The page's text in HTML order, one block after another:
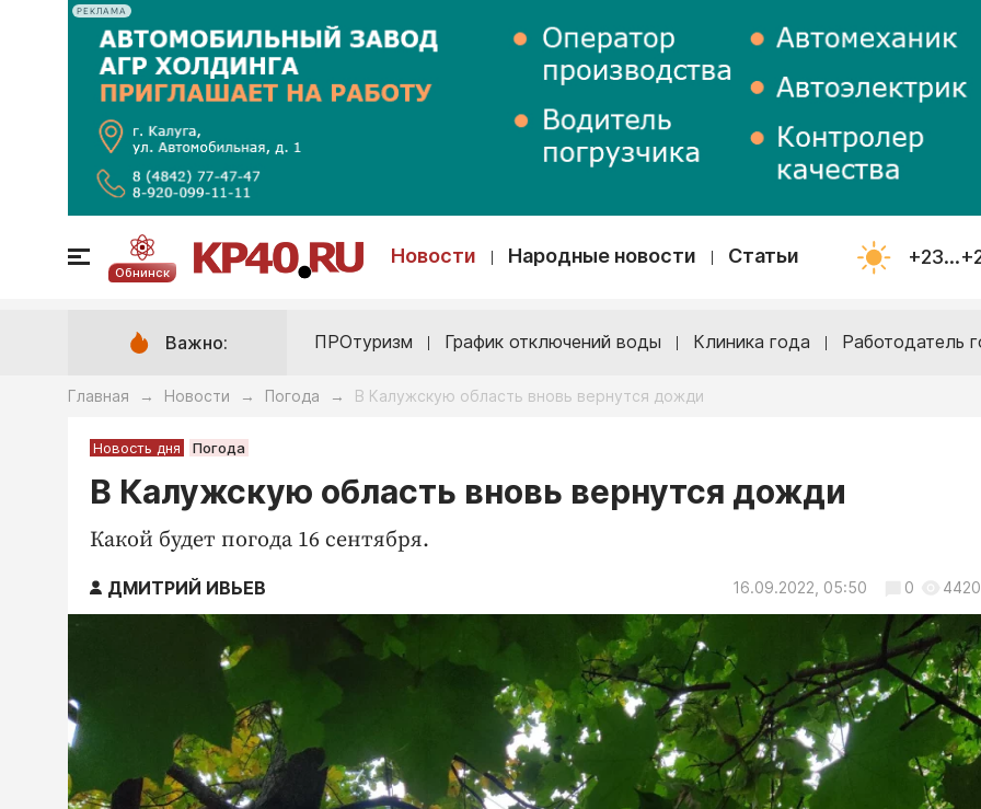
РЕКЛАМА
Обнинск
Новости Народные новости Статьи
Важно: ПРОтуризм График отключений воды Клиника года Работодатель
Главная → Новости → Погода → В Калужскую область вновь вернутся дожди
Новость дня Погода
В Калужскую область вновь вернутся дожди
Какой будет погода 16 сентября.
ДМИТРИЙ ИВЬЕВ 16.09.2022, 05:50 0 4420